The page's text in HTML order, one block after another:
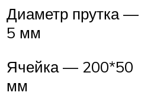
Диаметр прутка —
5 мм
Ячейка — 200*50
мм